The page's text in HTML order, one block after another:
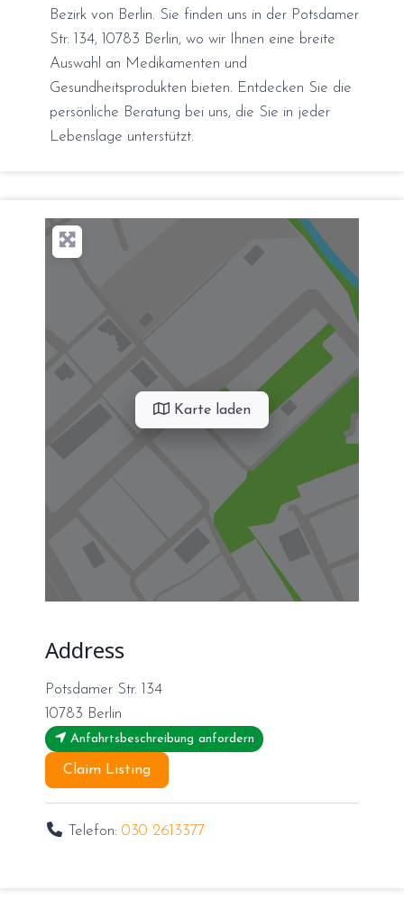
Bezirk von Berlin. Sie finden uns in der Potsdamer
Str. 134, 10783 Berlin, wo wir Ihnen eine breite
Auswahl an Medikamenten und
Gesundheitsprodukten bieten. Entdecken Sie die
persönliche Beratung bei uns, die Sie in jeder
Lebenslage unterstützt.
Karte laden
Address
Potsdamer Str. 134
10783 Berlin
Anfahrtsbeschreibung anfordern
Claim Listing
Telefon:030 2613377